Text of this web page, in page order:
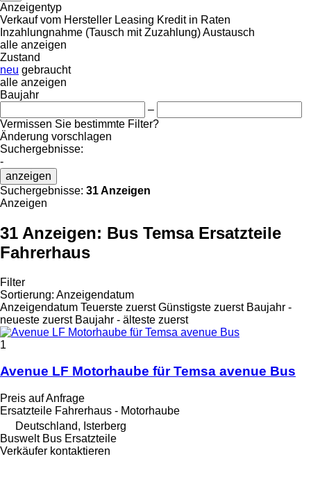
Anzeigentyp
Verkauf vom Hersteller Leasing Kredit in Raten
Inzahlungnahme (Tausch mit Zuzahlung)Austausch
alle anzeigen
Zustand
neu gebraucht
alle anzeigen
Baujahr
–
Vermissen Sie bestimmte Filter?
Änderung vorschlagen
Suchergebnisse:
-
anzeigen
Suchergebnisse: 31 Anzeigen
Anzeigen
31 Anzeigen: Bus Temsa Ersatzteile
Fahrerhaus
Filter
Sortierung: Anzeigendatum
Anzeigendatum Teuerste zuerst Günstigste zuerst Baujahr -
neueste zuerst Baujahr - älteste zuerst
1
Avenue LF Motorhaube für Temsa avenue Bus
Preis auf Anfrage
Ersatzteile Fahrerhaus - Motorhaube
Deutschland, Isterberg
Buswelt Bus Ersatzteile
Verkäufer kontaktieren